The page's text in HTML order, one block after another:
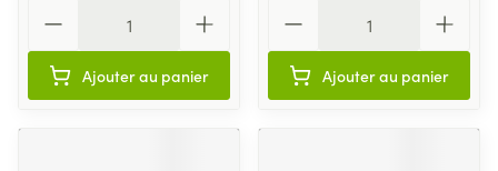
Ajouter au panier Ajouter au panier